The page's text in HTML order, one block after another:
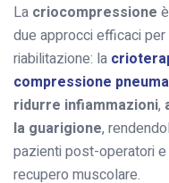
La criocompressione
due approcci efficaci
riabilitazione: la
compressione
ridurre infiammazioni,
la guarigione,
pazienti post-operatori
recupero muscolare.